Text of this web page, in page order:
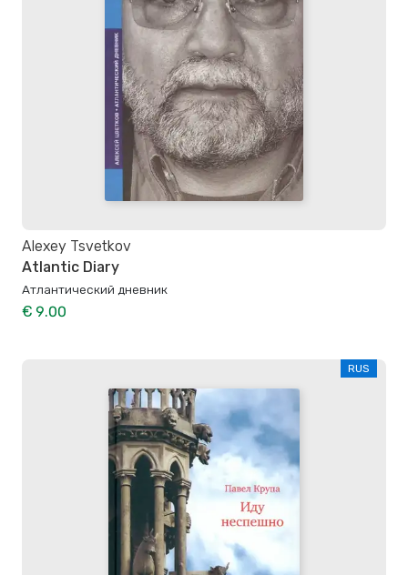
Alexey Tsvetkov
Atlantic Diary
Атлантический дневник
€ 9.00
RUS